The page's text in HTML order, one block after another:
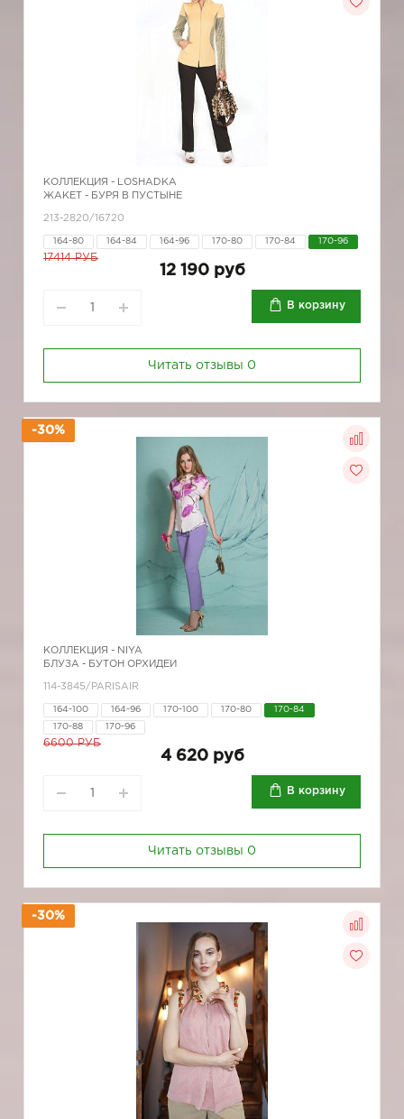
КОЛЛЕКЦИЯ - LOSHADKA
ЖАКЕТ - БУРЯ В ПУСТЫНЕ
213-2820/16720
164-80 164-84 164-96 170-80 170-84 170-96
17414 РУБ
12 190 руб
В корзину
Читать отзывы 0
-30%
КОЛЛЕКЦИЯ - NIYA
БЛУЗА - БУТОН ОРХИДЕИ
114-3845/PARISAIR
164-100 164-96 170-100 170-80 170-84
170-88 170-96
6600 РУБ
4 620 руб
В корзину
Читать отзывы 0
-30%